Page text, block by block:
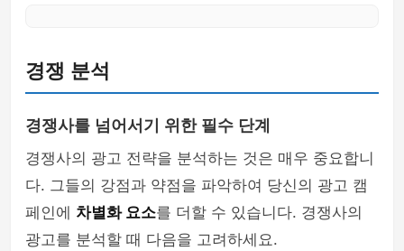
경쟁 분석
경쟁사를 넘어서기 위한 필수 단계
경쟁사의 광고 전략을 분석하는 것은 매우 중요합니
다. 그들의 강점과 약점을 파악하여 당신의 광고 캠
페인에 차별화 요소를 더할 수 있습니다. 경쟁사의
광고를 분석할 때 다음을 고려하세요.